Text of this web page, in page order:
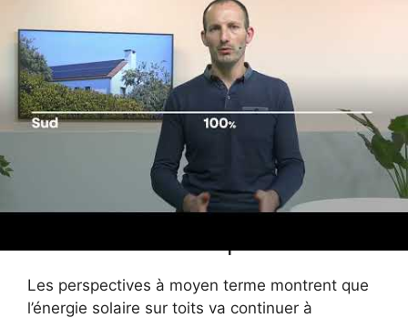
(Bretagne)
panneaux
solaires
15
Commune
des
Projet de
parc
solaire
12
Engie,
Alterna
Quel avenir pour l’énergie
Les perspectives à moyen terme montrent que
l’énergie solaire sur toits va continuer à